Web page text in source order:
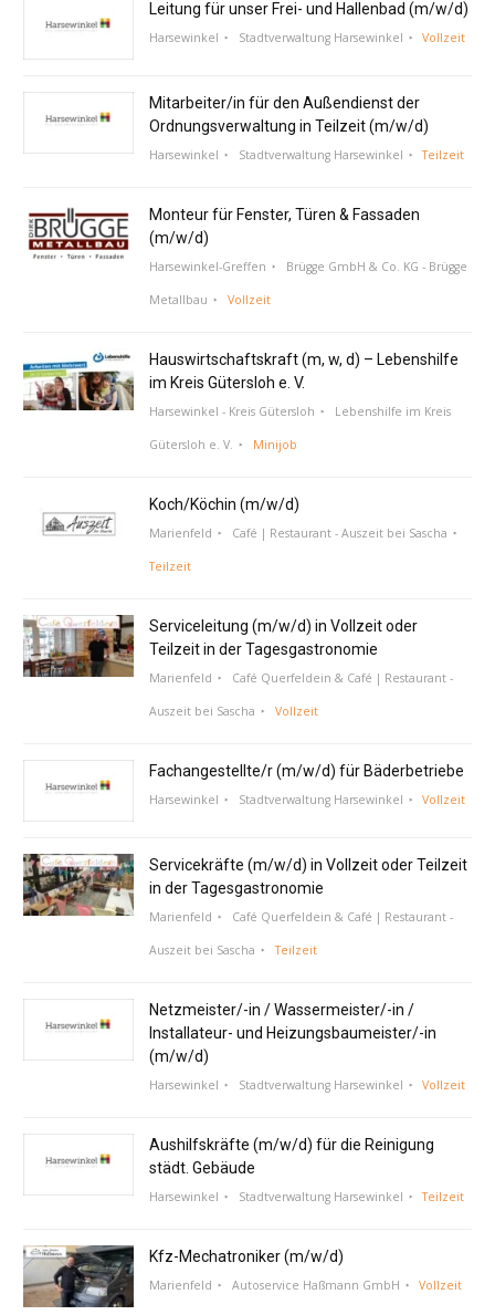
Leitung für unser Frei- und Hallenbad (m/w/d)
Harsewinkel Stadtverwaltung Harsewinkel Vollzeit
Mitarbeiter/in für den Außendienst der
Ordnungsverwaltung in Teilzeit (m/w/d)
Harsewinkel Stadtverwaltung Harsewinkel Teilzeit
Monteur für Fenster, Türen & Fassaden
(m/w/d)
Harsewinkel-Greffen Brügge GmbH & Co. KG - Brügge
Metallbau Vollzeit
Hauswirtschaftskraft (m, w, d) – Lebenshilfe
im Kreis Gütersloh e. V.
Harsewinkel - Kreis Gütersloh Lebenshilfe im Kreis
Gütersloh e. V. Minijob
Koch/Köchin (m/w/d)
Marienfeld Café | Restaurant - Auszeit bei Sascha
Teilzeit
Serviceleitung (m/w/d) in Vollzeit oder
Teilzeit in der Tagesgastronomie
Marienfeld Café Querfeldein & Café | Restaurant -
Auszeit bei Sascha Vollzeit
Fachangestellte/r (m/w/d) für Bäderbetriebe
Harsewinkel Stadtverwaltung Harsewinkel Vollzeit
Servicekräfte (m/w/d) in Vollzeit oder Teilzeit
in der Tagesgastronomie
Marienfeld Café Querfeldein & Café | Restaurant -
Auszeit bei Sascha Teilzeit
Netzmeister/-in / Wassermeister/-in /
Installateur- und Heizungsbaumeister/-in
(m/w/d)
Harsewinkel Stadtverwaltung Harsewinkel Vollzeit
Aushilfskräfte (m/w/d) für die Reinigung
städt. Gebäude
Harsewinkel Stadtverwaltung Harsewinkel Teilzeit
Kfz-Mechatroniker (m/w/d)
Marienfeld Autoservice Haßmann GmbH Vollzeit